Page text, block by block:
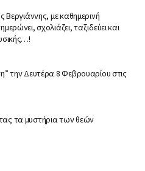
Βεργιάννης, με καθημερινή
σχολιάζει, ταξιδεύει και
την Δευτέρα 8 Φεβρουαρίου στις
τα μυστήρια των θεών